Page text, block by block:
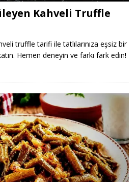
Kahveli Truffle
truffle tarifi ile tatlılarınıza eşsiz bir
Hemen deneyin ve farkı fark edin!